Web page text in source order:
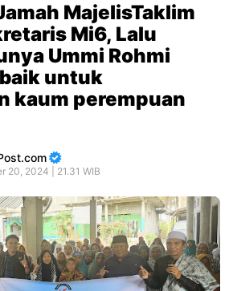
MajelisTaklim
Mi6, Lalu
Ummi Rohmi
untuk
kaum perempuan
20, 2024 | 21.31 WIB